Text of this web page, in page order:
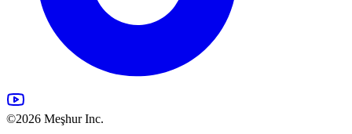
©2026 Meşhur Inc.